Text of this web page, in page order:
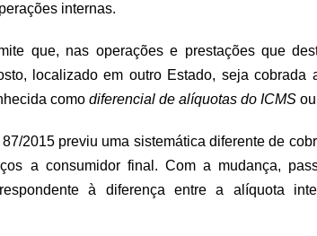
internas.
que, nas operações e prestações que
localizado em outro Estado, seja cobrada
como diferencial de alíquotas do ICMS ou
2015 previu uma sistemática diferente de
a consumidor final. Com a mudança,
à diferença entre a alíquota